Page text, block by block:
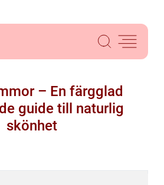
– En färgglad
guide till naturlig
skönhet